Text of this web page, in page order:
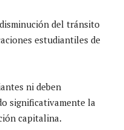
del tránsito
estudiantiles de
ni deben
significativamente la
capitalina.